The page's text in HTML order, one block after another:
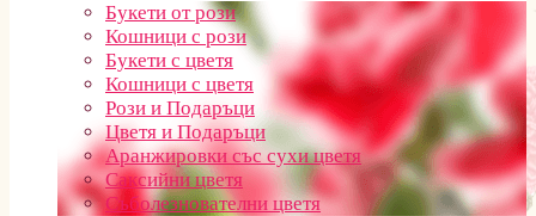
Букети от рози
Кошници с рози
Букети с цветя
Кошници с цветя
Рози и Подаръци
Цветя и Подаръци
Аранжировки със сухи цветя
Саксийни цветя
Съболезнователни цветя